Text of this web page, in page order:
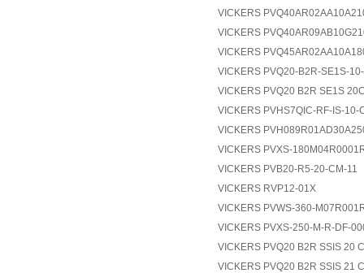
VICKERS
VICKERS
VICKERS
VICKERS PVQ20-B2R-SE1S-
VICKERS PVQ20 B2R SE1S
VICKERS PVHS7QIC-RF-IS-10-
VICKERS
VICKERS PVXS-
VICKERS PVB20-R5-20-CM-11
VICKERS RVP12-01X
VICKERS PVWS-360-
VICKERS PVXS-250-M-R-DF-
VICKERS PVQ20 B2R SSIS 20
VICKERS PVQ20 B2R SSIS 21